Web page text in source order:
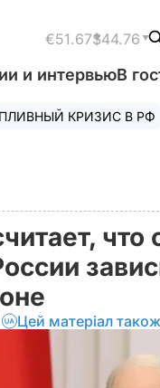
€51.67$44.76
и интервьюВ
КРИЗИС В РФ
что
Цей матеріал